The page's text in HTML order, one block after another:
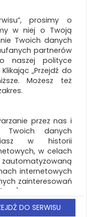
Porównaj (0 )
Siatka Lista
prosimy o
w niej o Twoją
Twoich danych
partnerów
naszej polityce
„Przejdź do
Możesz też
przez nas i
Twoich danych
w historii
w celach
internetowych
zainteresowań
w tym na
urządzeniach i
do serwisu”.
DO SERWISU